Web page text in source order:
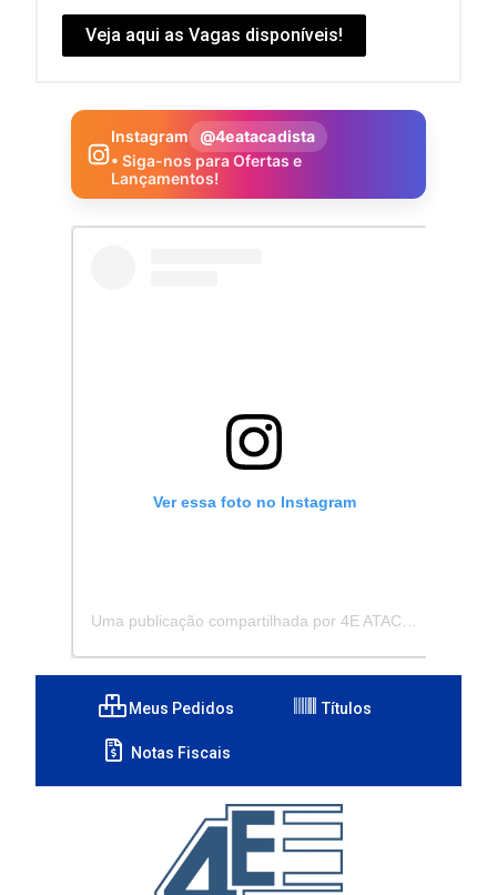
Veja aqui as Vagas disponíveis!
Instagram
@4eatacadista
• Siga-nos para Ofertas e
Lançamentos!
Ver essa foto no Instagram
Meus Pedidos Títulos
Notas Fiscais